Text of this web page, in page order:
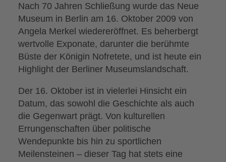
Nach 70 Jahren Schließung wurde das Neue
Museum in Berlin am 16. Oktober 2009 von
Angela Merkel wiedereröffnet. Es beherbergt
wertvolle Exponate, darunter die berühmte
Büste der Königin Nofretete, und ist heute ein
Highlight der Berliner Museumslandschaft.
Der 16. Oktober ist in vielerlei Hinsicht ein
Datum, das sowohl die Geschichte als auch
die Gegenwart prägt. Von kulturellen
Errungenschaften über politische
Wendepunkte bis hin zu sportlichen
Meilensteinen – dieser Tag hat stets eine